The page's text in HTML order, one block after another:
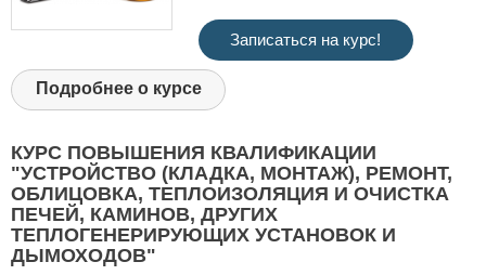
Записаться на курс!
Подробнее о курсе
КУРС ПОВЫШЕНИЯ КВАЛИФИКАЦИИ
"УСТРОЙСТВО (КЛАДКА, МОНТАЖ), РЕМОНТ,
ОБЛИЦОВКА, ТЕПЛОИЗОЛЯЦИЯ И ОЧИСТКА
ПЕЧЕЙ, КАМИНОВ, ДРУГИХ
ТЕПЛОГЕНЕРИРУЮЩИХ УСТАНОВОК И
ДЫМОХОДОВ"